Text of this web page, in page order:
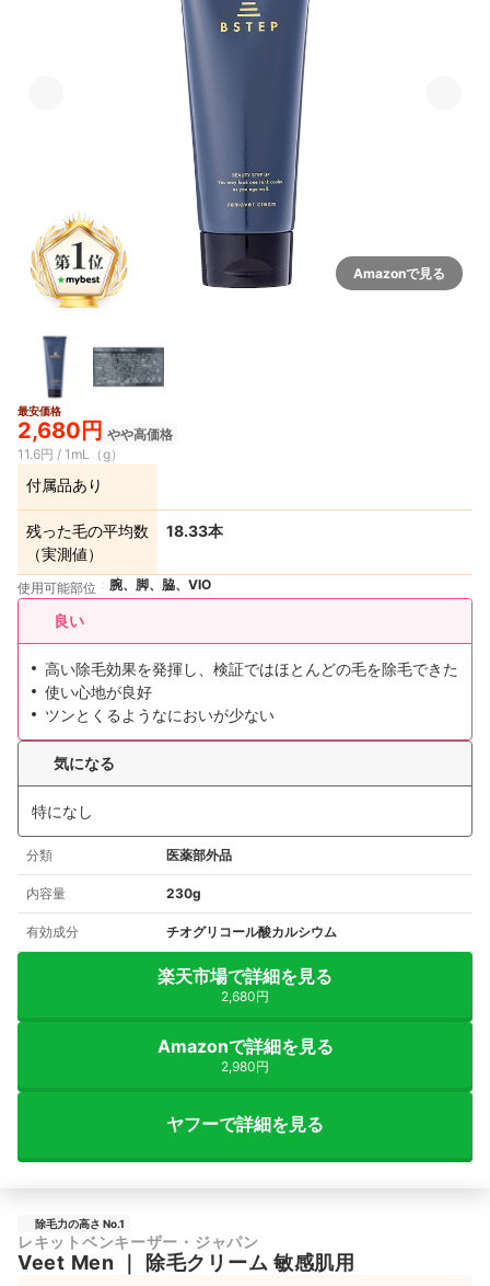
Amazonで見る
最安価格
2,680円 やや高価格
11.6円 / 1mL（g）
付属品あり
残った毛の平均数
（実測値）
18.33本
使用可能部位 腕、脚、脇、VIO
良い
高い除毛効果を発揮し、検証ではほとんどの毛を除毛できた
使い心地が良好
ツンとくるようなにおいが少ない
気になる
特になし
分類 医薬部外品
内容量 230g
有効成分 チオグリコール酸カルシウム
楽天市場で詳細を見る
2,680円
Amazonで詳細を見る
2,980円
ヤフーで詳細を見る
除毛力の高さ No.1
レキットベンキーザー・ジャパン
Veet Men ｜ 除毛クリーム 敏感肌用